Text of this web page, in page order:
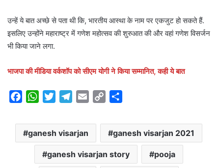
उन्हें ये बात अच्छे से पता थी कि, भारतीय आस्था के नाम पर एकजुट हो सकते हैं.
इसलिए उन्होंने महाराष्ट्र में गणेश महोत्सव की शुरुआत की और वहां गणेश विसर्जन
भी किया जाने लगा.
भाजपा की मीडिया वर्कशॉप को सीएम योगी ने किया सम्मानित, कही ये बात
c
e
W
a
t
s
A
i
t
t
e
l
e
g
r
a
l
p
y
L
i
a
r
e
ganesh visarjan ganesh visarjan 2021
ganesh visarjan story pooja